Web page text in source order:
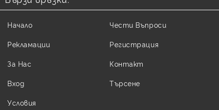
Начало
Рекламации
За Нас
Вход
Чести Въпроси
Регистрация
Контакт
Търсене
Условия